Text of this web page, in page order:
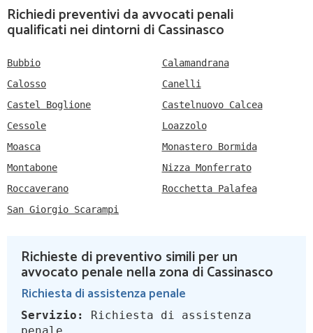
Richiedi preventivi da avvocati penali
qualificati nei dintorni di Cassinasco
Bubbio
Calamandrana
Calosso
Canelli
Castel Boglione
Castelnuovo Calcea
Cessole
Loazzolo
Moasca
Monastero Bormida
Montabone
Nizza Monferrato
Roccaverano
Rocchetta Palafea
San Giorgio Scarampi
Richieste di preventivo simili per un
avvocato penale nella zona di Cassinasco
Richiesta di assistenza penale
Servizio:
Richiesta di assistenza